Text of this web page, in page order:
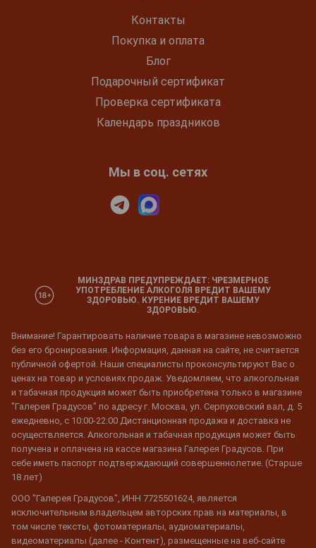
Контакты
Покупка и оплата
Блог
Подарочный сертификат
Проверка сертификата
Календарь праздников
Мы в соц. сетях
МИНЗДРАВ ПРЕДУПРЕЖДАЕТ: ЧРЕЗМЕРНОЕ
УПОТРЕБЛЕНИЕ АЛКОГОЛЯ ВРЕДИТ ВАШЕМУ
ЗДОРОВЬЮ. КУРЕНИЕ ВРЕДИТ ВАШЕМУ
ЗДОРОВЬЮ.
Внимание! Гарантировать наличие товара в магазине невозможно
без его бронирования. Информация, данная на сайте, не считается
публичной офертой. Наши специалисты проконсультируют Вас о
ценах на товар и условиях продаж. Уведомляем, что алкогольная
и табачная продукция может быть приобретена только в магазине
"Галерея Градусов" по адресу г. Москва, ул. Серпуховский вал, д. 5
ежедневно, с 10:00-22:00 Дистанционная продажа и доставка не
осуществляется. Алкогольная и табачная продукция может быть
получена и оплачена на кассе магазина Галерея Градусов. При
себе иметь паспорт подтверждающий совершеннолетие. (Старше
18 лет)
ООО "Галерея Градусов", ИНН 7725501624, является
исключительным владельцем авторских прав на материалы, в
том числе тексты, фотоматериалы, аудиоматериалы,
видеоматериалы (далее - Контент), размещенные на веб-сайте